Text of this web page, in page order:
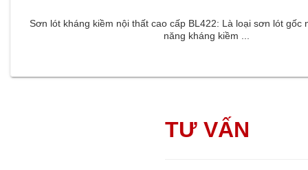
Sơn lót kháng kiềm nội thất cao cấp BL422: Là loại sơn lót gốc
năng kháng kiềm ...
TƯ VẤN